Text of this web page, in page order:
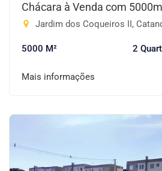
Chácara à Venda com
Jardim dos Coqueiros II,
5000 M² 2
Mais informações